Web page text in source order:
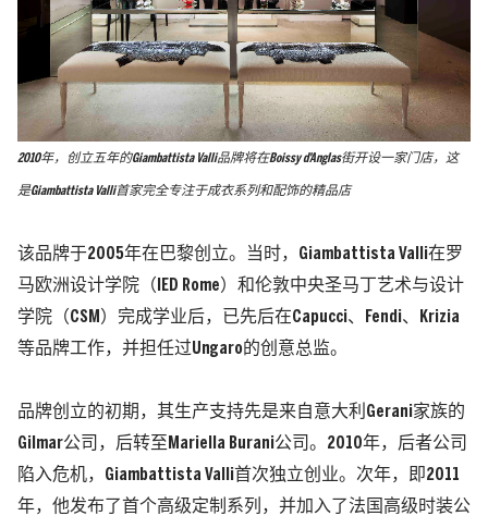
2010年，创立五年的Giambattista Valli品牌将在Boissy d'Anglas街开设一家门店，这
是Giambattista Valli首家完全专注于成衣系列和配饰的精品店
该品牌于2005年在巴黎创立。当时，Giambattista Valli在罗
马欧洲设计学院 （IED Rome） 和伦敦中央圣马丁艺术与设计
学院 （CSM） 完成学业后，已先后在Capucci、Fendi、Krizia
等品牌工作，并担任过Ungaro的创意总监。
品牌创立的初期，其生产支持先是来自意大利Gerani家族的
Gilmar公司，后转至Mariella Burani公司。2010年，后者公司
陷入危机，Giambattista Valli首次独立创业。次年，即2011
年，他发布了首个高级定制系列，并加入了法国高级时装公